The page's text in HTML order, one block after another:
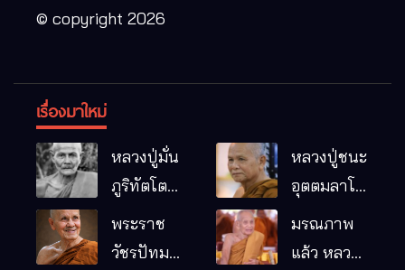
© copyright 2026
เรื่องมาใหม่
หลวงปู่มั่น
ภูริทัตโต
พระอริยเจ้า
ผู้เป็นบิดา
หลวงปู่ชนะ
อุตตมลาโภ
หมากอื๋อ
พระราช
วัชรปัทม
มรณภาพ
แล้ว หลวง